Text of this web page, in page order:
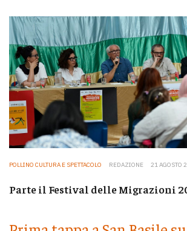
POLLINO CULTURA E SPETTACOLO REDAZIONE 21 AGOSTO
Parte il Festival delle Migrazioni